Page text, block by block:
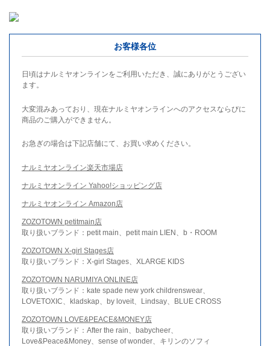
お客様各位
日頃はナルミヤオンラインをご利用いただき、誠にありがとうござい
ます。
大変混みあっており、現在ナルミヤオンラインへのアクセスならびに
商品のご購入ができません。
お急ぎの場合は下記店舗にて、お買い求めください。
ナルミヤオンライン楽天市場店
ナルミヤオンライン Yahoo!ショッピング店
ナルミヤオンライン Amazon店
ZOZOTOWN petitmain店
取り扱いブランド：petit main、petit main LIEN、b・ROOM
ZOZOTOWN X-girl Stages店
取り扱いブランド：X-girl Stages、XLARGE KIDS
ZOZOTOWN NARUMIYA ONLINE店
取り扱いブランド：kate spade new york childrenswear、
LOVETOXIC、kladskap、by loveit、Lindsay、BLUE CROSS
ZOZOTOWN LOVE&PEACE&MONEY店
取り扱いブランド：After the rain、babycheer、
Love&Peace&Money、sense of wonder、キリンのソフィ